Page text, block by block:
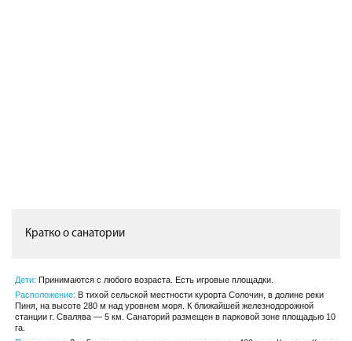
Кратко о санатории
Дети: Принимаются с любого возраста. Есть игровые площадки.
Расположение: В тихой сельской местности курорта Солочин, в долине реки
Пиня, на высоте 280 м над уровнем моря. К ближайшей железнодорожной
станции г. Свалява — 5 км. Санаторий размещен в парковой зоне площадью 10
га.